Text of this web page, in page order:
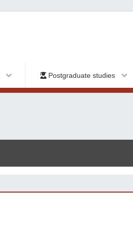
Postgraduate studies